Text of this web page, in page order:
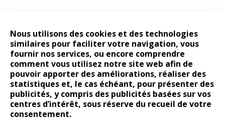
Nous utilisons des cookies et des technologies
similaires pour faciliter votre navigation, vous
fournir nos services, ou encore comprendre
comment vous utilisez notre site web afin de
pouvoir apporter des améliorations, réaliser des
statistiques et, le cas échéant, pour présenter des
publicités, y compris des publicités basées sur vos
centres d’intérêt, sous réserve du recueil de votre
consentement.
qu’est-ce qui a selon vous beaucoup changé
dans le marketing ?
AB : Ce qui a tout changé : les réseaux sociaux !
AM : Où vous êtes d’ailleurs très actif !
Pourquoi cela ?
AB :J’ai vécu cinq ans en Chine où le seul moyen d’avoir accès à